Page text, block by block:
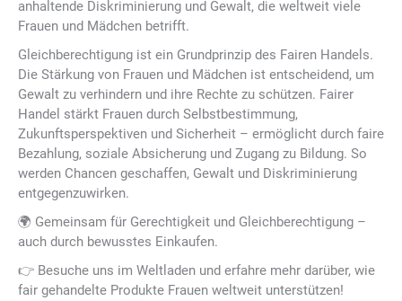
anhaltende Diskriminierung und Gewalt, die weltweit viele
Frauen und Mädchen betrifft.
Gleichberechtigung ist ein Grundprinzip des Fairen Handels.
Die Stärkung von Frauen und Mädchen ist entscheidend, um
Gewalt zu verhindern und ihre Rechte zu schützen. Fairer
Handel stärkt Frauen durch Selbstbestimmung,
Zukunftsperspektiven und Sicherheit – ermöglicht durch faire
Bezahlung, soziale Absicherung und Zugang zu Bildung. So
werden Chancen geschaffen, Gewalt und Diskriminierung
entgegenzuwirken.
🌍 Gemeinsam für Gerechtigkeit und Gleichberechtigung –
auch durch bewusstes Einkaufen.
👉 Besuche uns im Weltladen und erfahre mehr darüber, wie
fair gehandelte Produkte Frauen weltweit unterstützen!